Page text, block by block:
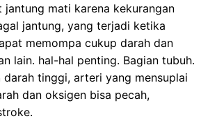
mati karena kekurangan
jantung, yang terjadi ketika
memompa cukup darah dan
lain. hal-hal penting. Bagian tubuh.
darah tinggi, arteri yang mensuplai
dan oksigen bisa pecah,